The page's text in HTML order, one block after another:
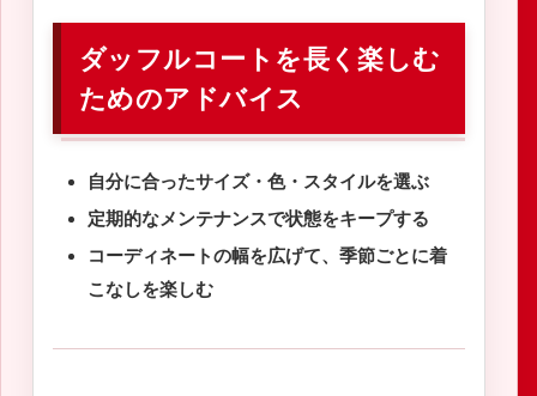
ダッフルコートを長く楽しむ
ためのアドバイス
自分に合ったサイズ・色・スタイルを選ぶ
定期的なメンテナンスで状態をキープする
コーディネートの幅を広げて、季節ごとに着
こなしを楽しむ